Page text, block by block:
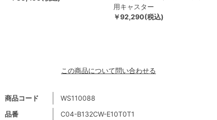
商品コード
WS110088
品番
C04-B132CW-E10T0T1
用キャスター
￥92,290(税込)
この商品について問い合わせる